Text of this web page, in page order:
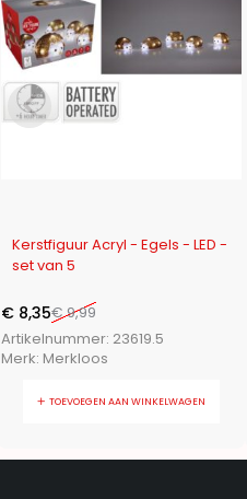
Kerstfiguur Acryl - Egels - LED -
set van 5
€9,99
€ 8,35
Artikelnummer: 23619.5
Merk: Merkloos
TOEVOEGEN AAN WINKELWAGEN